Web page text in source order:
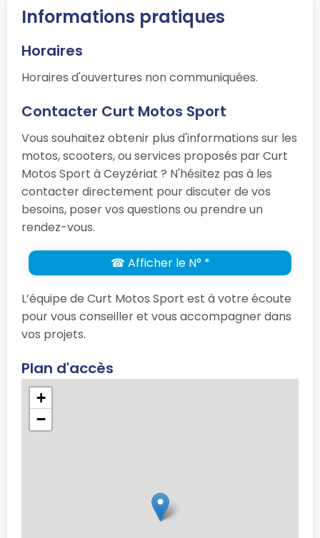
Informations pratiques
Horaires
Horaires d'ouvertures non communiquées.
Contacter Curt Motos Sport
Vous souhaitez obtenir plus d'informations sur les
motos, scooters, ou services proposés par Curt
Motos Sport à Ceyzériat ? N'hésitez pas à les
contacter directement pour discuter de vos
besoins, poser vos questions ou prendre un
rendez-vous.
☎ Afficher le N° *
L’équipe de Curt Motos Sport est à votre écoute
pour vous conseiller et vous accompagner dans
vos projets.
Plan d'accès
+
−